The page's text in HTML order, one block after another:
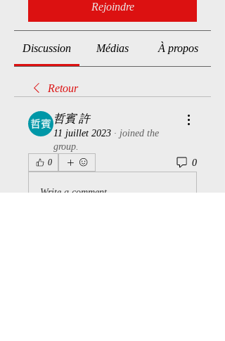
Rejoindre
Discussion Médias À propos
Retour
哲賓 許
11 juillet 2023 · joined the
group.
0 0
Write a comment...